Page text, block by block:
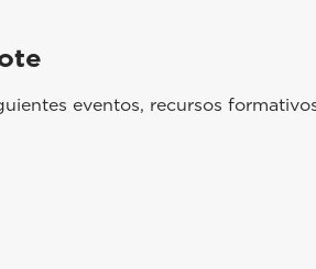
eventos, recursos